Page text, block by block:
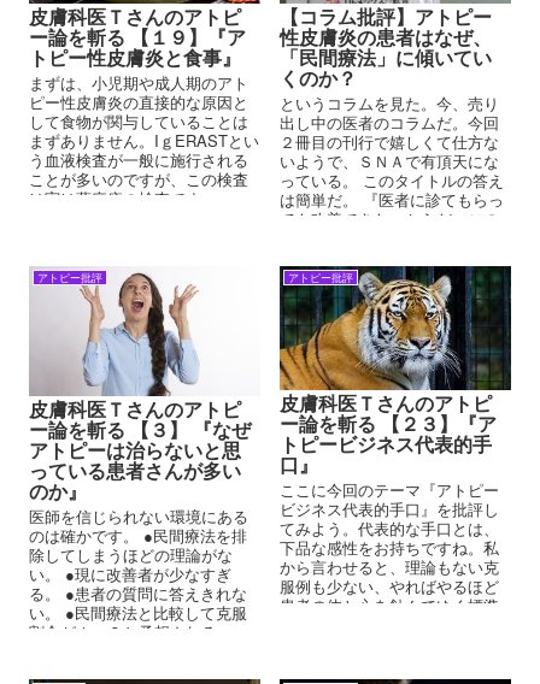
皮膚科医Ｔさんのアトピ
ー論を斬る 【１９】『ア
トピー性皮膚炎と食事』
まずは、小児期や成人期のアト
ピー性皮膚炎の直接的な原因と
して食物が関与していることは
まずありません。IｇERASTとい
う血液検査が一般に施行される
ことが多いのですが、この検査
は実は蕁麻疹の検査です。
【コラム批評】アトピー
性皮膚炎の患者はなぜ、
「民間療法」に傾いてい
くのか？
というコラムを見た。今、売り
出し中の医者のコラムだ。今回
２冊目の刊行で嬉しくて仕方な
いようで、ＳＮＡで有頂天にな
っている。 このタイトルの答え
は簡単だ。 『医者に診てもらっ
ても改善できないからだ』この
アトピー批評
皮膚科医Ｔさんのアトピ
ー論を斬る 【３】 『なぜ
アトピーは治らないと思
っている患者さんが多い
のか』
医師を信じられない環境にある
のは確かです。 ●民間療法を排
除してしまうほどの理論がな
い。 ●現に改善者が少なすぎ
る。 ●患者の質問に答えきれな
い。 ●民間療法と比較して克服
割合が１：９と予想される。い
アトピー批評
皮膚科医Ｔさんのアトピ
ー論を斬る 【２３】『ア
トピービジネス代表的手
口』
ここに今回のテーマ『アトピー
ビジネス代表的手口』を批評し
てみよう。代表的な手口とは、
下品な感性をお持ちですね。私
から言わせると、理論もない克
服例も少ない、やればやるほど
患者の体と心を蝕んでゆく標準